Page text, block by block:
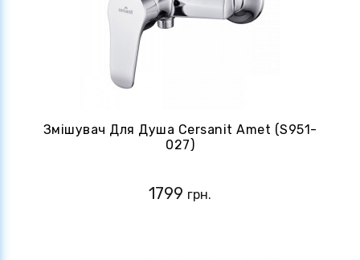
Змішувач Для Душа Cersanit Amet (S951-
027)
1799 грн.